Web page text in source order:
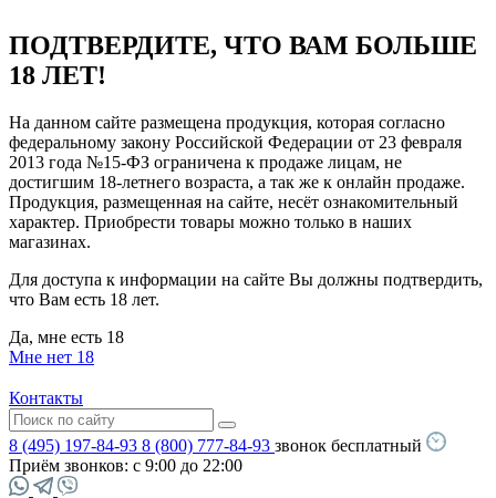
ПОДТВЕРДИТЕ, ЧТО ВАМ БОЛЬШЕ
18 ЛЕТ!
На данном сайте размещена продукция, которая согласно
федеральному закону Российской Федерации от 23 февраля
2013 года №15-ФЗ ограничена к продаже лицам, не
достигшим 18-летнего возраста, а так же к онлайн продаже.
Продукция, размещенная на сайте, несёт ознакомительный
характер. Приобрести товары можно только в наших
магазинах.
Для доступа к информации на сайте Вы должны подтвердить,
что Вам есть 18 лет.
Да, мне есть 18
Мне нет 18
Контакты
8 (495) 197-84-93 8 (800) 777-84-93 звонок бесплатный
Приём звонков: с 9:00 до 22:00